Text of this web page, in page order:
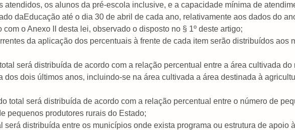
atendidos, os alunos da pré-escola inclusive, e a capacidade mínima de
daEducação até o dia 30 de abril de cada ano, relativamente aos dados do
o Anexo II desta lei, observado o disposto no § 1º deste artigo;
da aplicação dos percentuais à frente de cada item serão distribuídos aos
será distribuída de acordo com a relação percentual entre a área cultivada do
dos dois últimos anos, incluindo-se na área cultivada a área destinada à
total será distribuída de acordo com a relação percentual entre o número de
pequenos produtores rurais do Estado;
será distribuída entre os municípios onde exista programa ou estrutura de apoio